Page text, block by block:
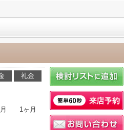
礼金
1ヶ月